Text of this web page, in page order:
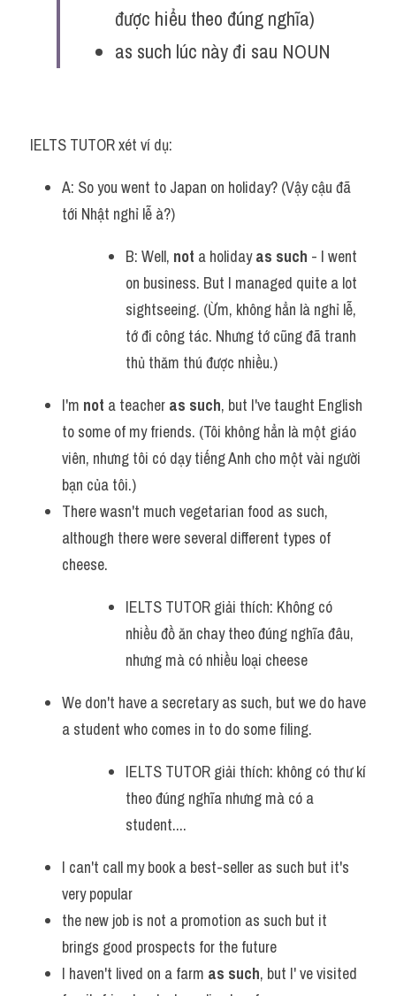
được hiểu theo đúng nghĩa)
as such lúc này đi sau NOUN
IELTS TUTOR xét ví dụ:
A: So you went to Japan on holiday? (Vậy cậu đã
tới Nhật nghỉ lễ à?)
B: Well, not a holiday as such - I went
on business. But I managed quite a lot
sightseeing. (Ừm, không hẳn là nghỉ lễ,
tớ đi công tác. Nhưng tớ cũng đã tranh
thủ thăm thú được nhiều.)
I'm not a teacher as such, but I've taught English
to some of my friends. (Tôi không hẳn là một giáo
viên, nhưng tôi có dạy tiếng Anh cho một vài người
bạn của tôi.)
There wasn't much vegetarian food as such,
although there were several different types of
cheese.
IELTS TUTOR giải thích: Không có
nhiều đồ ăn chay theo đúng nghĩa đâu,
nhưng mà có nhiều loại cheese
We don't have a secretary as such, but we do have
a student who comes in to do some filing.
IELTS TUTOR giải thích: không có thư kí
theo đúng nghĩa nhưng mà có a
student....
I can't call my book a best-seller as such but it's
very popular
the new job is not a promotion as such but it
brings good prospects for the future
I haven't lived on a farm as such, but I' ve visited